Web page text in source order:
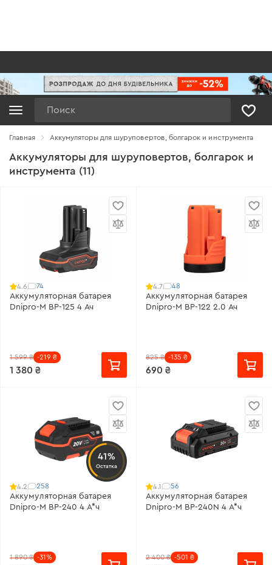
Главная Аккумуляторы для шуруповертов, болгарок и инструмента
Аккумуляторы для шуруповертов, болгарок и
инструмента (11)
4.6 74
Аккумуляторная батарея
Dnipro-M BP-125 4 Ач
1 599 ₴ -219 ₴
1 380 ₴
4.7 48
Аккумуляторная батарея
Dnipro-M BP-122 2.0 Ач
825 ₴ -135 ₴
690 ₴
41%
Остатка
4.2 258
Аккумуляторная батарея
Dnipro-M BP-240 4 А*ч
1 890 ₴ -31%
4.1 56
Аккумуляторная батарея
Dnipro-M BP-240N 4 А*ч
2 400 ₴ -501 ₴